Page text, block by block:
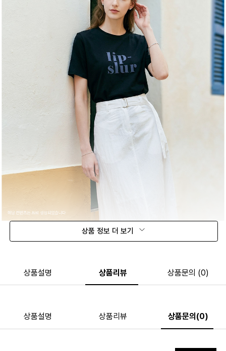
상품 정보 더 보기
상품설명 상품리뷰 상품문의 (0)
상품설명 상품리뷰 상품문의(0)